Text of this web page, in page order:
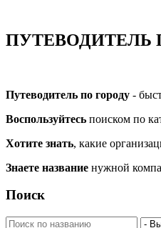
ПУТЕВОДИТЕЛЬ
Путеводитель по городу -
Воспользуйтесь поиском по
Хотите знать, какие
Знаете название нужной
Поиск